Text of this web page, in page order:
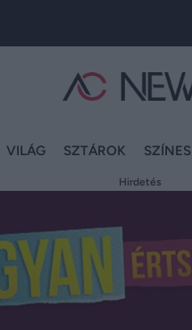
VILÁG SZTÁROK SZÍNES
Hirdetés